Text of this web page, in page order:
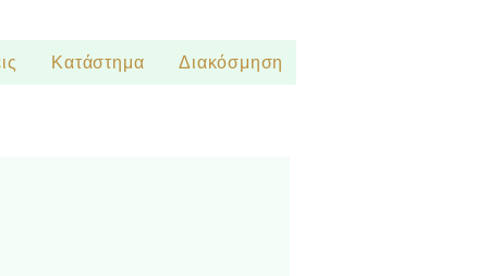
Κατάστημα Διακόσμηση